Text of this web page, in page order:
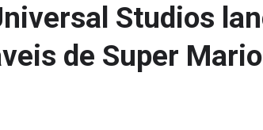
Studios
de Super